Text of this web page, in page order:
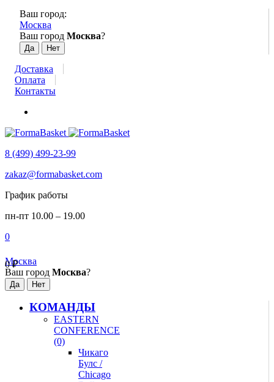
Ваш город:
Москва
Ваш город Москва?
Доставка
Оплата
Контакты
8 (499) 499-23-99
zakaz@formabasket.com
График работы
пн-пт 10.00 – 19.00
0
0₽
Москва
Ваш город Москва?
КОМАНДЫ
EASTERN
CONFERENCE
(0)
Чикаго
Булс /
Chicago